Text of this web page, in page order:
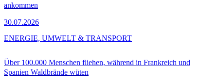
ankommen
30.07.2026
Über 100.000 Menschen fliehen, während in Frankreich und
Spanien Waldbrände wüten
ENERGIE, UMWELT & TRANSPORT